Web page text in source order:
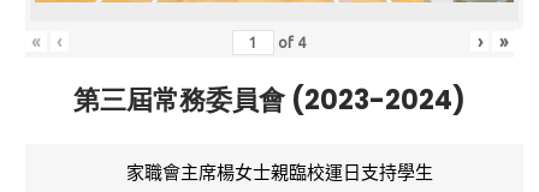
« ‹ of 4 › »
第三屆常務委員會 (2023-2024)
家職會主席楊女士親臨校運日支持學生